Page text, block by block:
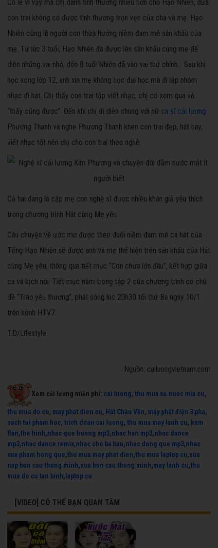
Có lẽ vì vậy mà chị dành tình thương nhiều hơn cho Hạo Nhiên, đứa
con trai không có được tình thương trọn vẹn của cha và mẹ. Hạo
Nhiên cũng là người con thừa hưởng niềm đam mê sân khấu của
mẹ. Từ lúc 3 tuổi, Hạo Nhiên đã được lên sân khấu cùng mẹ để
diễn những vai nhỏ, đến 8 tuổi Nhiên đã vào vai thứ chính… Sau khi
học xong lớp 12, anh xin mẹ không học đại học mà đi lập nhóm
nhạc đi hát. Chị thấy con trai tập viết nhạc, chị có xem qua và
“thấy cũng được”. Đến khi chị đi diễn chung với nữ ca sĩ cải lương
Phương Thanh và nghe Phương Thanh khen con trai đẹp, hát hay,
viết nhạc tốt nên chị cho con trai theo nghề.
Cả hai đang là cặp mẹ con nghệ sĩ được nhiều khán giả yêu thích
trong chương trình Hát cùng Mẹ yêu
Câu chuyện về ước mơ được theo đuổi niềm đam mê ca hát của
Tống Hạo Nhiên sẽ được anh và mẹ thể hiện trên sân khấu của Hát
cùng Mẹ yêu, thông qua tiết mục “Con chưa lớn đâu”, kết hợp giữa
ca và kịch nói. Tiết mục nằm trong tập 2 của chương trình có chủ
đề “Trao yêu thương”, phát sóng lúc 20h30 tối thứ Ba ngày 10/1
trên kênh HTV7.
T.D/Lifestyle
Nguồn: cailuongvietnam.com
Xem cải lương miễn phí: cai luong, thu mua xe nuoc mia cu,
thu mua do cu, may phat dien cu, Hát Chầu Văn, máy phát điện 3 pha,
sach toi pham hoc, trich doan cai luong, thu mua may lanh cu, kem
flan,the hinh,nhac que huong mp3,nhac han mp3,nhac dance
mp3,nhac dance remix,nhac cho ba bau,nhac dong que mp3,nhac
xua pham hong que,thu mua may phat dien,thu mua laptop cu,sua
nap bon cau thong minh,sua bon cau thong minh,may lanh cu,thu
mua do cu tan binh, laptop cu
[VIDEO] CÓ THỂ BẠN QUAN TÂM